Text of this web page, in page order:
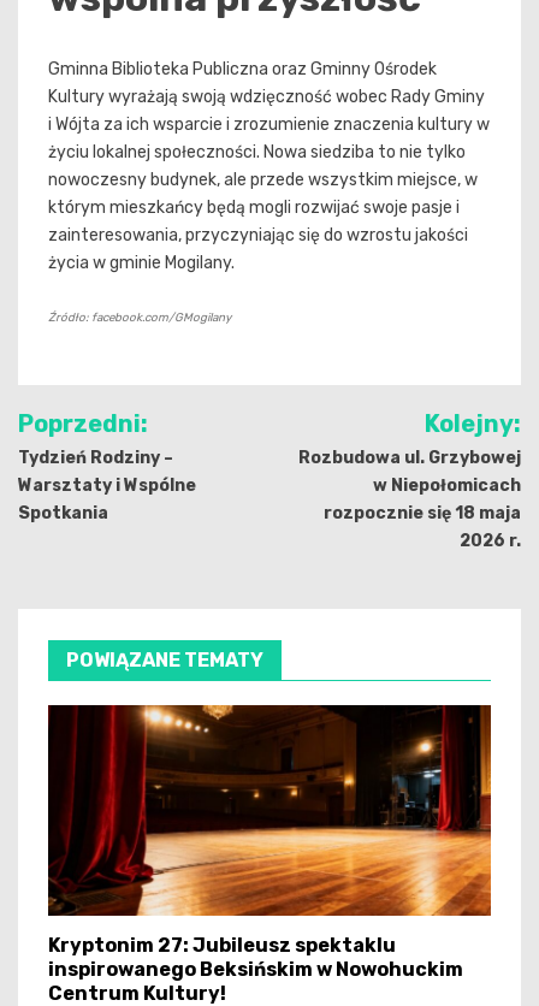
Gminna Biblioteka Publiczna oraz Gminny Ośrodek
Kultury wyrażają swoją wdzięczność wobec Rady Gminy
i Wójta za ich wsparcie i zrozumienie znaczenia kultury w
życiu lokalnej społeczności. Nowa siedziba to nie tylko
nowoczesny budynek, ale przede wszystkim miejsce, w
którym mieszkańcy będą mogli rozwijać swoje pasje i
zainteresowania, przyczyniając się do wzrostu jakości
życia w gminie Mogilany.
Źródło: facebook.com/GMogilany
Nawigacja
wpisu
Poprzedni:
Tydzień Rodziny –
Warsztaty i Wspólne
Spotkania
Kolejny:
Rozbudowa ul. Grzybowej
w Niepołomicach
rozpocznie się 18 maja
2026 r.
POWIĄZANE TEMATY
Kryptonim 27: Jubileusz spektaklu
inspirowanego Beksińskim w Nowohuckim
Centrum Kultury!